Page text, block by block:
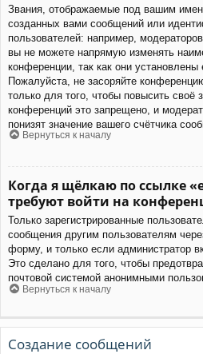
Звания, отображаемые под вашим
созданных вами сообщений или
пользователей: например,
вы не можете напрямую изменять
конференции, так как они установлены
Пожалуйста, не засоряйте
только для того, чтобы повысить своё
конференций это запрещено, и
понизят значение вашего счётчика
Вернуться к началу
Когда я щёлкаю по ссылке
требуют войти на
Только зарегистрированные
сообщения другим пользователям
форму, и только если администратор
Это сделано для того, чтобы
почтовой системой анонимными
Вернуться к началу
Создание сообщений